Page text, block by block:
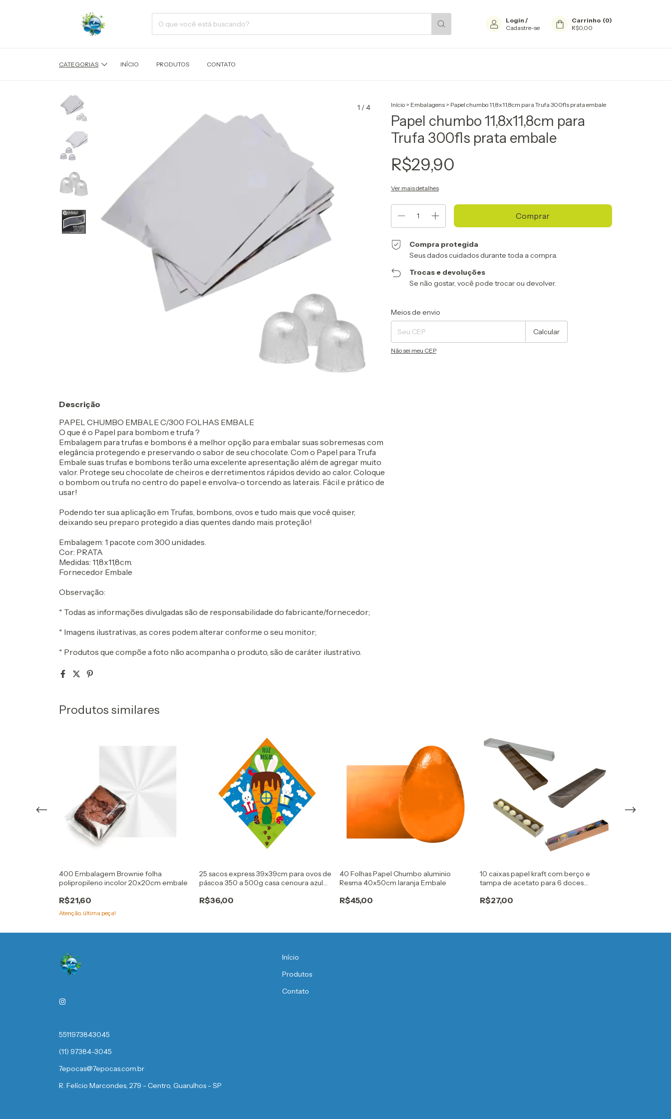
Login /
Cadastre-se
Carrinho (0)
R$0,00
CATEGORIAS INÍCIO PRODUTOS CONTATO
1 /4 Início > Embalagens > Papel chumbo 11,8x11,8cm para Trufa 300fls prata embale
Papel chumbo 11,8x11,8cm para
Trufa 300fls prata embale
R$29,90
Ver mais detalhes
Compra protegida
Seus dados cuidados durante toda a compra.
Trocas e devoluções
Se não gostar, você pode trocar ou devolver.
Entregas para o CEP:
Meios de envio
Calcular
Não sei meu CEP
Descrição
PAPEL CHUMBO EMBALE C/300 FOLHAS EMBALE
O que é o Papel para bombom e trufa ?
Embalagem para trufas e bombons é a melhor opção para embalar suas sobremesas com
elegância protegendo e preservando o sabor de seu chocolate. Com o Papel para Trufa
Embale suas trufas e bombons terão uma excelente apresentação além de agregar muito
valor. Protege seu chocolate de cheiros e derretimentos rápidos devido ao calor. Coloque
o bombom ou trufa no centro do papel e envolva-o torcendo as laterais. Fácil e prático de
usar!
Podendo ter sua aplicação em Trufas, bombons, ovos e tudo mais que você quiser,
deixando seu preparo protegido a dias quentes dando mais proteção!
Embalagem: 1 pacote com 300 unidades.
Cor: PRATA
Medidas: 11,8x11,8cm.
Fornecedor Embale
Observação:
* Todas as informações divulgadas são de responsabilidade do fabricante/fornecedor;
* Imagens ilustrativas, as cores podem alterar conforme o seu monitor;
* Produtos que compõe a foto não acompanha o produto, são de caráter ilustrativo.
Produtos similares
400 Embalagem Brownie folha
polipropileno incolor 20x20cm embale
R$21,60
Atenção, última peça!
25 sacos express 39x39cm para ovos de
páscoa 350 a 500g casa cenoura azul
R$36,00
40 Folhas Papel Chumbo aluminio
Resma 40x50cm laranja Embale
R$45,00
10 caixas papel kraft com berço e
tampa de acetato para 6 doces
R$27,00
5511973843045
(11) 97384-3045
7epocas@7epocas.com.br
R. Felício Marcondes, 279 - Centro, Guarulhos - SP
Início
Produtos
Contato